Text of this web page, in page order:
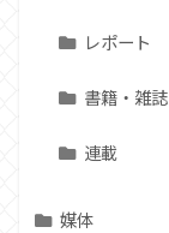
レポート
書籍・雑誌
連載
媒体